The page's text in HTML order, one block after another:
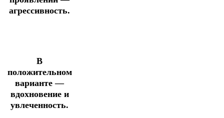
агрессивность.
В
положительном
варианте —
вдохновение и
увлеченность.